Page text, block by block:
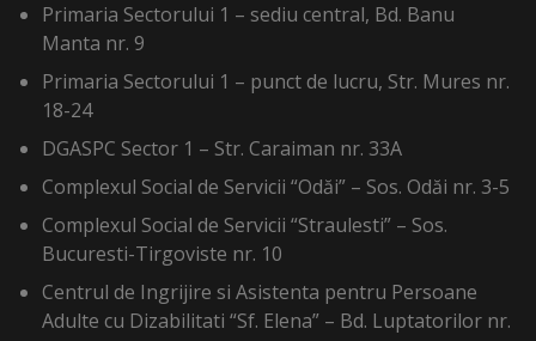
Primaria Sectorului 1 – sediu central, Bd. Banu
Manta nr. 9
Primaria Sectorului 1 – punct de lucru, Str. Mures nr.
18-24
DGASPC Sector 1 – Str. Caraiman nr. 33A
Complexul Social de Servicii “Odăi” – Sos. Odăi nr. 3-5
Complexul Social de Servicii “Straulesti” – Sos.
Bucuresti-Tirgoviste nr. 10
Centrul de Ingrijire si Asistenta pentru Persoane
Adulte cu Dizabilitati “Sf. Elena” – Bd. Luptatorilor nr.